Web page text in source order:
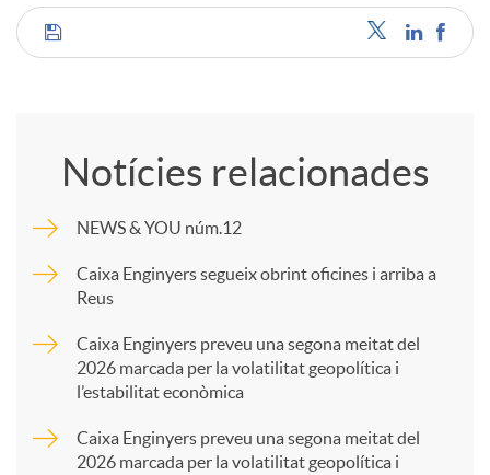
C
m
p
a
Notícies relacionades
NEWS & YOU núm.12
Caixa Enginyers segueix obrint oficines i arriba a
Reus
Caixa Enginyers preveu una segona meitat del
2026 marcada per la volatilitat geopolítica i
l’estabilitat econòmica
Caixa Enginyers preveu una segona meitat del
2026 marcada per la volatilitat geopolítica i